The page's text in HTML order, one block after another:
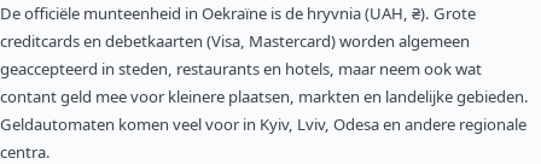
De officiële munteenheid in Oekraïne is de hryvnia (UAH, ₴). Grote
creditcards en debetkaarten (Visa, Mastercard) worden algemeen
geaccepteerd in steden, restaurants en hotels, maar neem ook wat
contant geld mee voor kleinere plaatsen, markten en landelijke gebieden.
Geldautomaten komen veel voor in Kyiv, Lviv, Odesa en andere regionale
centra.